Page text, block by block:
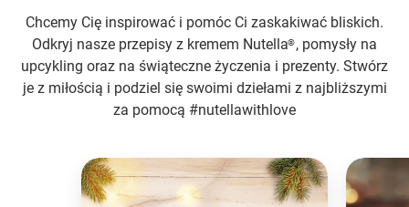
Chcemy Cię inspirować i pomóc Ci zaskakiwać bliskich.
Odkryj nasze przepisy z kremem Nutella®, pomysły na
upcykling oraz na świąteczne życzenia i prezenty. Stwórz
je z miłością i podziel się swoimi dziełami z najbliższymi
za pomocą #nutellawithlove